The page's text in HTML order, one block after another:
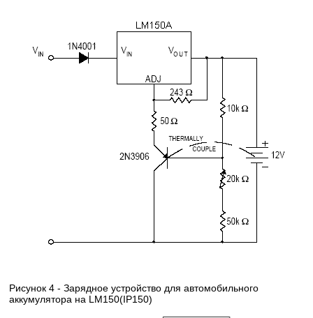
Рисунок 4 - Зарядное устройство для автомобильного
аккумулятора на LM150(IP150)